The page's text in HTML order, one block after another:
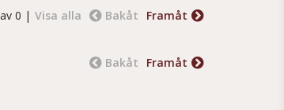
Framåt
Bakåt
Visa alla
0 |
Framåt
Bakåt